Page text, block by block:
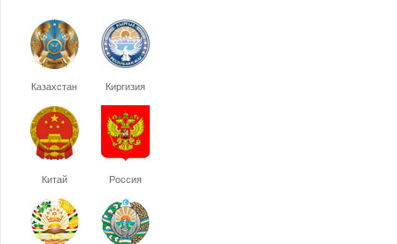
Казахстан Киргизия
Китай Россия